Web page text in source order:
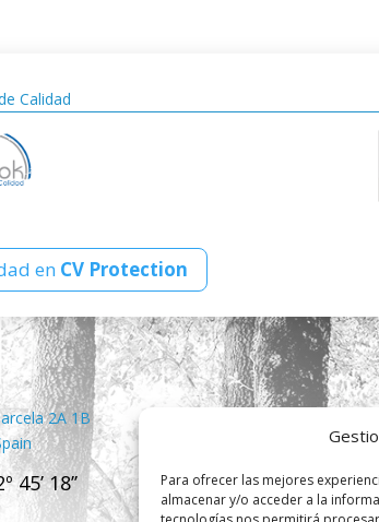
Para ofrecer las mejores
almacenar y/o acceder a la
Calidad
en CV Protection
2A 1B
45’ 18’’